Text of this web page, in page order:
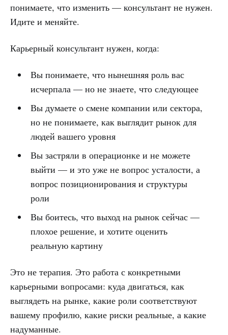
понимаете, что изменить — консультант не нужен.
Идите и меняйте.
Карьерный консультант нужен, когда:
Вы понимаете, что нынешняя роль вас
исчерпала — но не знаете, что следующее
Вы думаете о смене компании или сектора,
но не понимаете, как выглядит рынок для
людей вашего уровня
Вы застряли в операционке и не можете
выйти — и это уже не вопрос усталости, а
вопрос позиционирования и структуры
роли
Вы боитесь, что выход на рынок сейчас —
плохое решение, и хотите оценить
реальную картину
Это не терапия. Это работа с конкретными
карьерными вопросами: куда двигаться, как
выглядеть на рынке, какие роли соответствуют
вашему профилю, какие риски реальные, а какие
надуманные.